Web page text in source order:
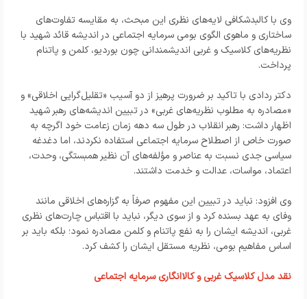
وی با کالبدشکافی لایه‌های نظری این مبحث، به مقایسه تفاوت‌های
ساختاری و ماهوی الگوی بومی سرمایه اجتماعی در اندیشه قائد شهید با
نظریه‌های کلاسیک و غربی اندیشمندانی چون بوردیو، کلمن و پاتنام
پرداخت.
دکتر ردادی با تاکید بر ضرورت پرهیز از دو آسیب «تقلیل‌گرایی اخلاقی» و
«مصادره به مطلوب نظریه‌های غربی» در تبیین اندیشه‌های رهبر شهید
اظهار داشت: رهبر انقلاب در طول سه دهه زمان زعامت خود اگرچه به
صورت خاص از اصطلاح سرمایه اجتماعی استفاده نکردند، اما دغدغه
سیاسی جدی نسبت به عناصر و مؤلفه‌های آن نظیر همبستگی، وحدت،
اعتماد، مواسات، عدالت و خدمت داشتند.
وی افزود: نباید در تبیین این مفهوم صرفاً به گزاره‌های اخلاقی مانند
وفای به عهد بسنده کرد و از سوی دیگر، نباید با اقتباس چارت‌های نظری
غربی، اندیشه ایشان را به نفع پاتنام و کلمن مصادره نمود؛ بلکه باید بر
اساس مفاهیم بومی، نظریه مستقل ایشان را کشف کرد.
نقد مدل کلاسیک غربی و کالاانگاری سرمایه اجتماعی